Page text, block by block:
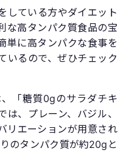
している方やダイエット
な高タンパク質食品の宝
単に高タンパクな食事を
いるので、ぜひチェック
「糖質0gのサラダチキ
は、プレーン、バジル、
リエーションが用意され
のタンパク質が約20gと